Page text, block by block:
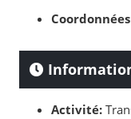
Activité: